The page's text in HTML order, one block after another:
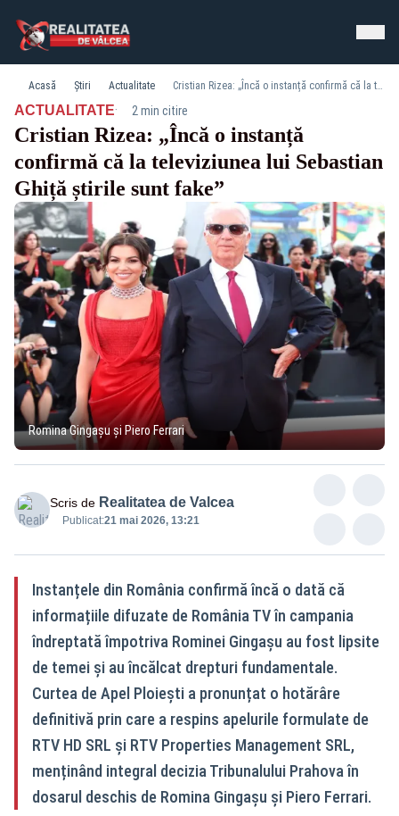
Acasă Știri Actualitate Cristian Rizea: „Încă o instanță confirmă că la televiziunea lui Sebastian Ghiță știrile sunt fake”
ACTUALITATE· 2 min citire
Cristian Rizea: „Încă o instanță
confirmă că la televiziunea lui Sebastian
Ghiță știrile sunt fake”
Romina Gingașu și Piero Ferrari
Scris de Realitatea de Valcea
Publicat:21 mai 2026, 13:21
Instanțele din România confirmă încă o dată că
informațiile difuzate de România TV în campania
îndreptată împotriva Rominei Gingașu au fost lipsite
de temei și au încălcat drepturi fundamentale.
Curtea de Apel Ploiești a pronunțat o hotărâre
definitivă prin care a respins apelurile formulate de
RTV HD SRL și RTV Properties Management SRL,
menținând integral decizia Tribunalului Prahova în
dosarul deschis de Romina Gingașu și Piero Ferrari.